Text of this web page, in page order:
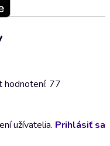
hodnotení: 77
užívatelia. Prihlásiť sa